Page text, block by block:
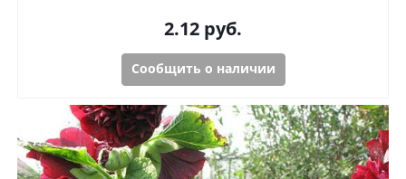
2.12 руб.
Сообщить о наличии